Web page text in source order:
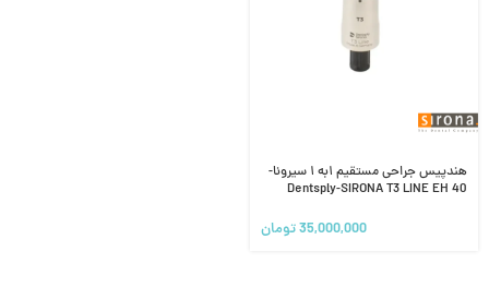
هندپیس جراحی مستقیم ۱به ۱ سیرونا-
Dentsply-SIRONA T3 LINE EH 40
35,000,000تومان